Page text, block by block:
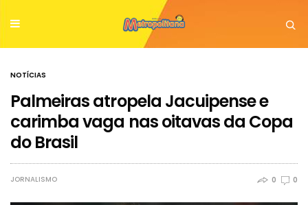
NOTÍCIAS
Palmeiras atropela Jacuipense e
carimba vaga nas oitavas da Copa
do Brasil
JORNALISMO 0 0